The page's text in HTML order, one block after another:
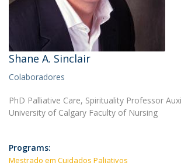
Shane A. Sinclair
Colaboradores
PhD Palliative Care, Spirituality Professor
University of Calgary Faculty of Nursing
Programs:
Mestrado em Cuidados Paliativos